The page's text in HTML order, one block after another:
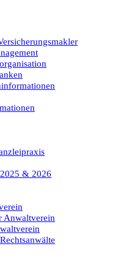
& 2026
Anwaltverein